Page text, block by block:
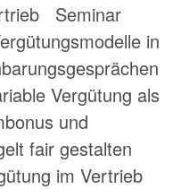
Seminar
in
Vergütung als
und
fair gestalten
im Vertrieb